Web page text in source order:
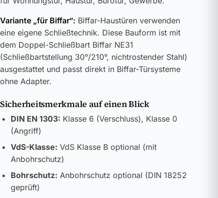
Variante „für Biffar“: Biffar-Haustüren verwenden
eine eigene Schließtechnik. Diese Bauform ist mit
dem Doppel-Schließbart Biffar NE31
(Schließbartstellung 30°/210°, nichtrostender Stahl)
ausgestattet und passt direkt in Biffar-Türsysteme
ohne Adapter.
Sicherheitsmerkmale auf einen Blick
DIN EN 1303: Klasse 6 (Verschluss), Klasse 0
(Angriff)
VdS-Klasse: VdS Klasse B optional (mit
Anbohrschutz)
Bohrschutz: Anbohrschutz optional (DIN 18252
geprüft)